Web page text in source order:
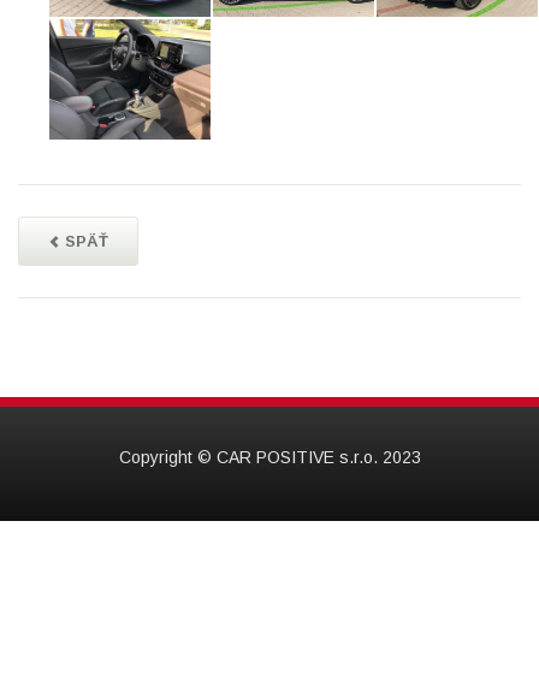
SPÄŤ
Copyright © CAR POSITIVE s.r.o. 2023